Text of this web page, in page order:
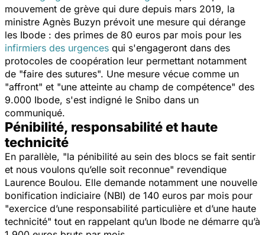
mouvement de grève qui dure depuis mars 2019, la
ministre Agnès Buzyn prévoit une mesure qui dérange
les Ibode : des primes de 80 euros par mois pour les
infirmiers des urgences qui s'engageront dans des
protocoles de coopération leur permettant notamment
de "faire des sutures". Une mesure vécue comme un
"affront" et "une atteinte au champ de compétence" des
9.000 Ibode, s'est indigné le Snibo dans un
communiqué.
Pénibilité, responsabilité et haute
technicité
En parallèle, "la pénibilité au sein des blocs se fait sentir
et nous voulons qu’elle soit reconnue" revendique
Laurence Boulou. Elle demande notamment une nouvelle
bonification indiciaire (NBI) de 140 euros par mois pour
"exercice d’une responsabilité particulière et d’une haute
technicité" tout en rappelant qu’un Ibode ne démarre qu’à